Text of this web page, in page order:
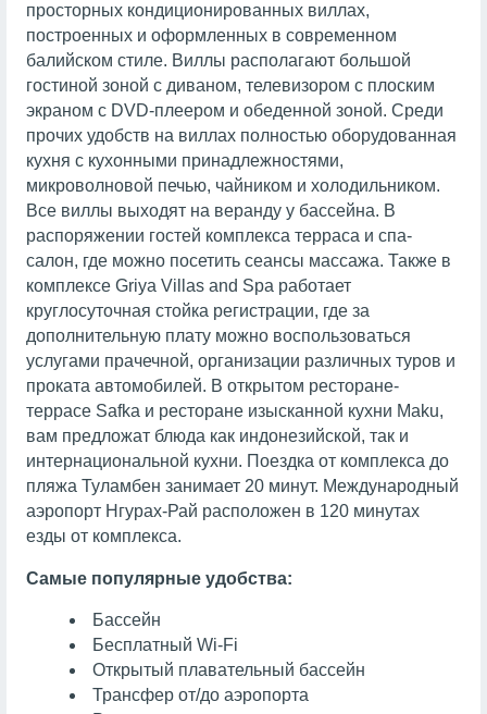
просторных кондиционированных виллах,
построенных и оформленных в современном
балийском стиле. Виллы располагают большой
гостиной зоной с диваном, телевизором с плоским
экраном с DVD-плеером и обеденной зоной. Среди
прочих удобств на виллах полностью оборудованная
кухня с кухонными принадлежностями,
микроволновой печью, чайником и холодильником.
Все виллы выходят на веранду у бассейна. В
распоряжении гостей комплекса терраса и спа-
салон, где можно посетить сеансы массажа. Также в
комплексе Griya Villas and Spa работает
круглосуточная стойка регистрации, где за
дополнительную плату можно воспользоваться
услугами прачечной, организации различных туров и
проката автомобилей. В открытом ресторане-
террасе Safka и ресторане изысканной кухни Maku,
вам предложат блюда как индонезийской, так и
интернациональной кухни. Поездка от комплекса до
пляжа Туламбен занимает 20 минут. Международный
аэропорт Нгурах-Рай расположен в 120 минутах
езды от комплекса.
Самые популярные удобства:
Бассейн
Бесплатный Wi-Fi
Открытый плавательный бассейн
Трансфер от/до аэропорта